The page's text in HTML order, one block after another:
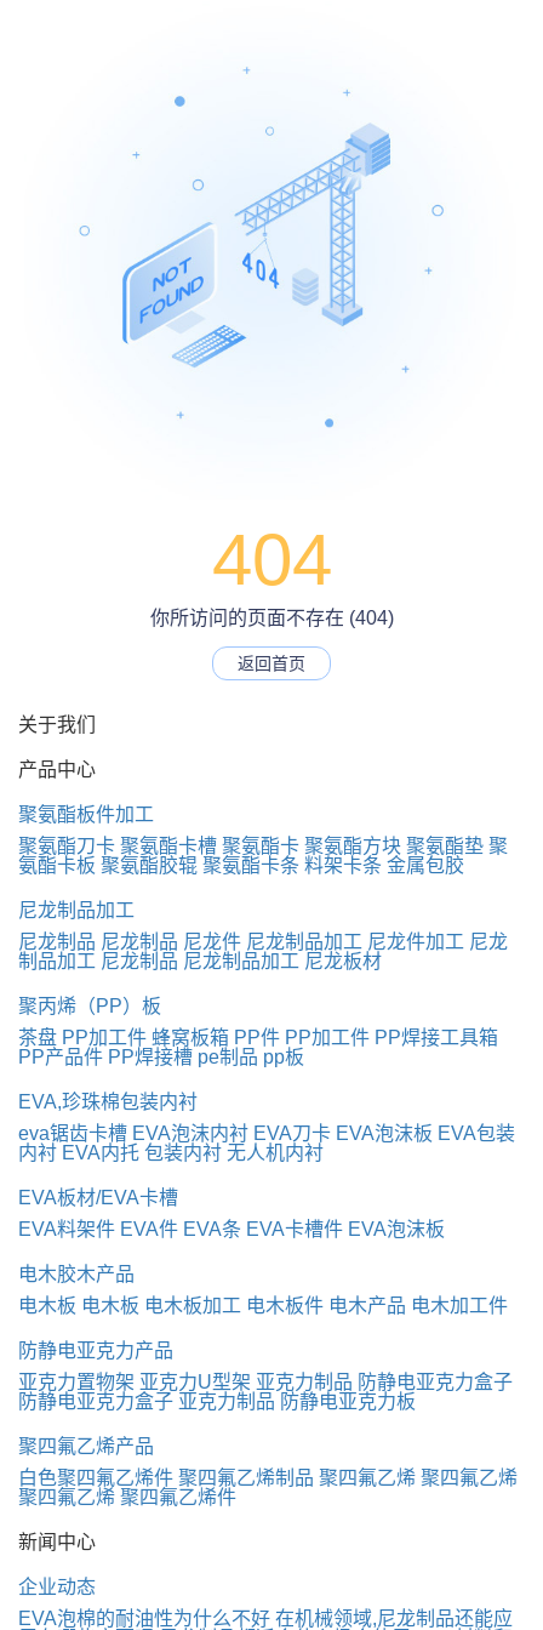
404
你所访问的页面不存在 (404)
返回首页
关于我们
产品中心
聚氨酯板件加工
聚氨酯刀卡 聚氨酯卡槽 聚氨酯卡 聚氨酯方块 聚氨酯垫 聚
氨酯卡板 聚氨酯胶辊 聚氨酯卡条 料架卡条 金属包胶
尼龙制品加工
尼龙制品 尼龙制品 尼龙件 尼龙制品加工 尼龙件加工 尼龙
制品加工 尼龙制品 尼龙制品加工 尼龙板材
聚丙烯（PP）板
茶盘 PP加工件 蜂窝板箱 PP件 PP加工件 PP焊接工具箱
PP产品件 PP焊接槽 pe制品 pp板
EVA,珍珠棉包装内衬
eva锯齿卡槽 EVA泡沫内衬 EVA刀卡 EVA泡沫板 EVA包装
内衬 EVA内托 包装内衬 无人机内衬
EVA板材/EVA卡槽
EVA料架件 EVA件 EVA条 EVA卡槽件 EVA泡沫板
电木胶木产品
电木板 电木板 电木板加工 电木板件 电木产品 电木加工件
防静电亚克力产品
亚克力置物架 亚克力U型架 亚克力制品 防静电亚克力盒子
防静电亚克力盒子 亚克力制品 防静电亚克力板
聚四氟乙烯产品
白色聚四氟乙烯件 聚四氟乙烯制品 聚四氟乙烯 聚四氟乙烯
聚四氟乙烯 聚四氟乙烯件
新闻中心
企业动态
EVA泡棉的耐油性为什么不好 在机械领域,尼龙制品还能应